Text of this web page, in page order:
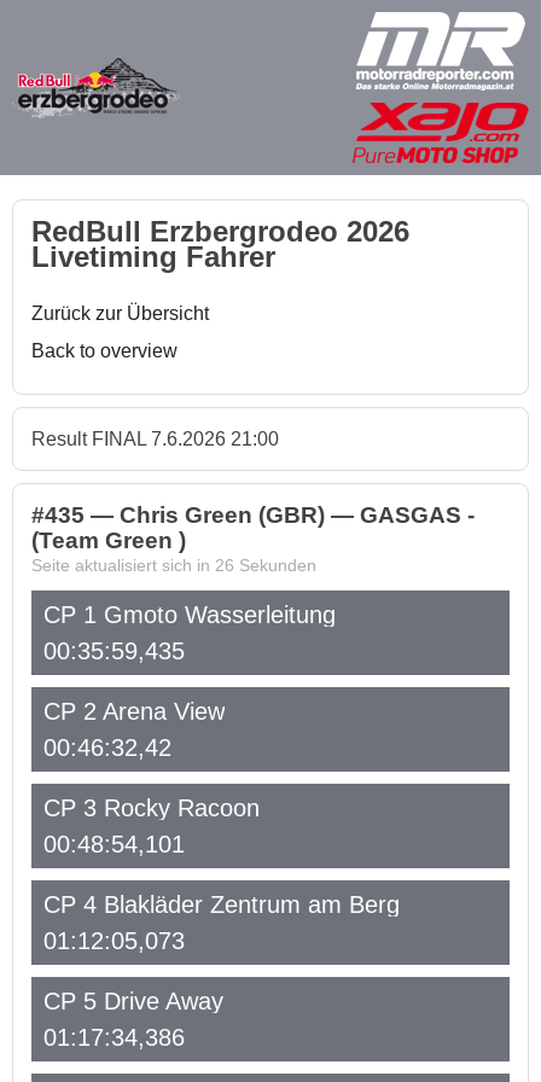
RedBull Erzbergrodeo 2026
Livetiming Fahrer
Zurück zur Übersicht
Back to overview
Result FINAL 7.6.2026 21:00
#435 — Chris Green (GBR) — GASGAS -
(Team Green )
Seite aktualisiert sich in 26 Sekunden
CP 1 Gmoto Wasserleitung
00:35:59,435
CP 2 Arena View
00:46:32,42
CP 3 Rocky Racoon
00:48:54,101
CP 4 Blakläder Zentrum am Berg
01:12:05,073
CP 5 Drive Away
01:17:34,386